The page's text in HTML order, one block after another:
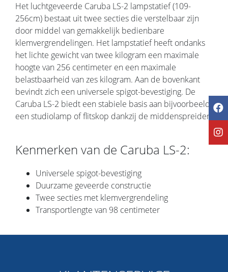
Het luchtgeveerde Caruba LS-2 lampstatief (109-
256cm) bestaat uit twee secties die verstelbaar zijn
door middel van gemakkelijk bedienbare
klemvergrendelingen. Het lampstatief heeft ondanks
het lichte gewicht van twee kilogram een maximale
hoogte van 256 centimeter en een maximale
belastbaarheid van zes kilogram. Aan de bovenkant
bevindt zich een universele spigot-bevestiging. De
Caruba LS-2 biedt een stabiele basis aan bijvoorbeeld
een studiolamp of flitskop dankzij de middenspreider.
Kenmerken van de Caruba LS-2:
Universele spigot-bevestiging
Duurzame geveerde constructie
Twee secties met klemvergrendeling
Transportlengte van 98 centimeter